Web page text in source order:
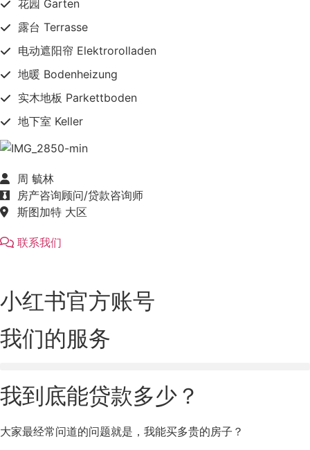
花园 Garten
露台 Terrasse
电动遮阳帘 Elektrorolladen
地暖 Bodenheizung
实木地板 Parkettboden
地下室 Keller
周 毓林
房产咨询顾问/贷款咨询师
斯图加特 大区
联系我们
小红书官方账号
我们的服务
我到底能贷款多少？
大家最经常问道的问题就是，我能买多贵的房子？